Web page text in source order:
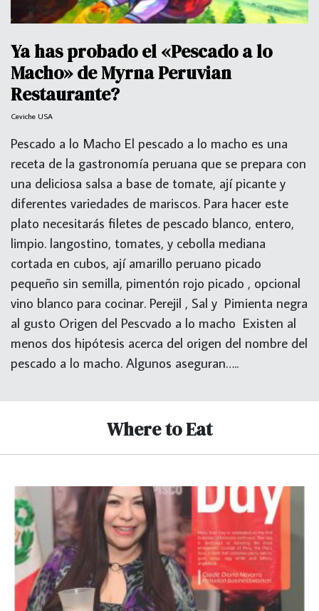
Ya has probado el «Pescado a lo
Macho» de Myrna Peruvian
Restaurante?
Ceviche USA
Pescado a lo Macho El pescado a lo macho es una
receta de la gastronomía peruana que se prepara con
una deliciosa salsa a base de tomate, ají picante y
diferentes variedades de mariscos. Para hacer este
plato necesitarás filetes de pescado blanco, entero,
limpio. langostino, tomates, y cebolla mediana
cortada en cubos, ají amarillo peruano picado
pequeño sin semilla, pimentón rojo picado , opcional
vino blanco para cocinar. Perejil , Sal y Pimienta negra
al gusto Origen del Pescvado a lo macho Existen al
menos dos hipótesis acerca del origen del nombre del
pescado a lo macho. Algunos aseguran…..
Where to Eat